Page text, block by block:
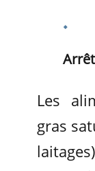
Les
gras